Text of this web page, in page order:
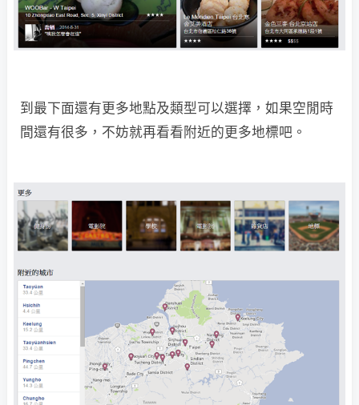
到最下面還有更多地點及類型可以選擇，如果空閒時
間還有很多，不妨就再看看附近的更多地標吧。